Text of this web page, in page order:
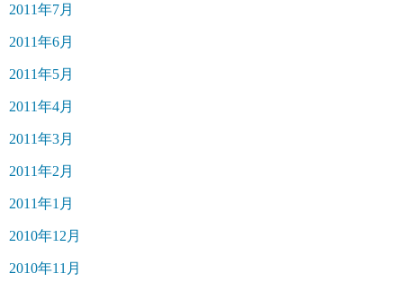
2011年7月
2011年6月
2011年5月
2011年4月
2011年3月
2011年2月
2011年1月
2010年12月
2010年11月